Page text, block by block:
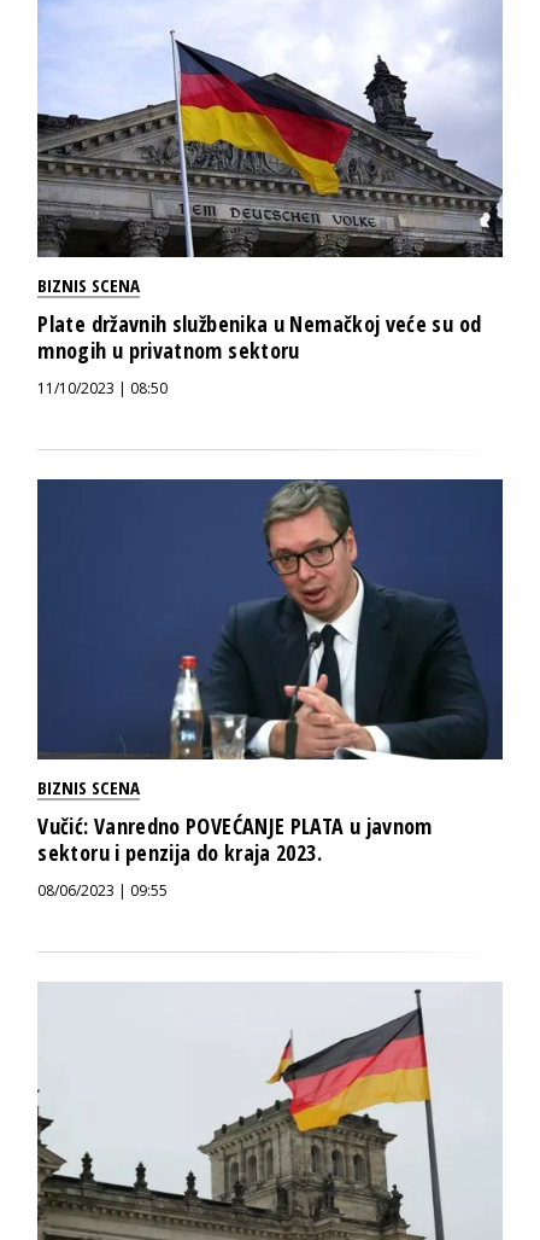
BIZNIS SCENA
Plate državnih službenika u Nemačkoj veće su od
mnogih u privatnom sektoru
11/10/2023 | 08:50
BIZNIS SCENA
Vučić: Vanredno POVEĆANJE PLATA u javnom
sektoru i penzija do kraja 2023.
08/06/2023 | 09:55